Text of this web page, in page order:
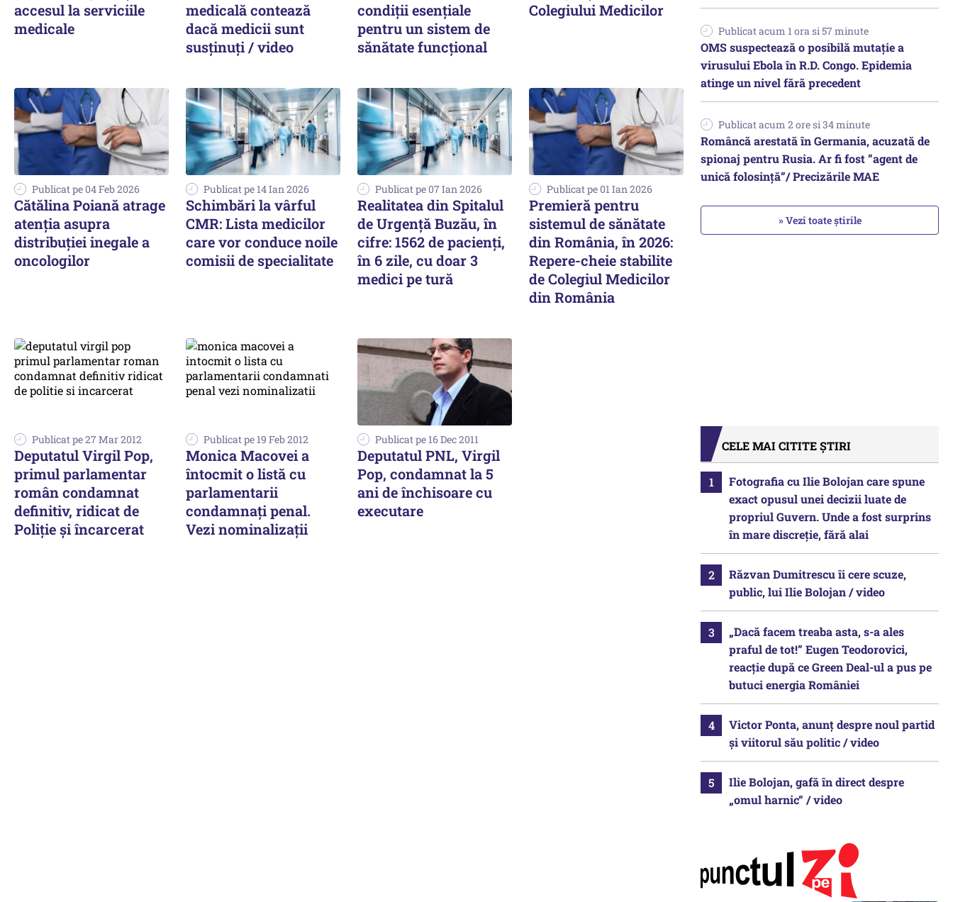
accesul la serviciile
medicale
medicală contează
dacă medicii sunt
susținuți / video
condiții esențiale
pentru un sistem de
sănătate funcțional
Colegiului Medicilor
Publicat pe 04 Feb 2026
Cătălina Poiană atrage
atenția asupra
distribuției inegale a
oncologilor
Publicat pe 14 Ian 2026
Schimbări la vârful
CMR: Lista medicilor
care vor conduce noile
comisii de specialitate
Publicat pe 07 Ian 2026
Realitatea din Spitalul
de Urgență Buzău, în
cifre: 1562 de pacienți,
în 6 zile, cu doar 3
medici pe tură
Publicat pe 01 Ian 2026
Premieră pentru
sistemul de sănătate
din România, în 2026:
Repere-cheie stabilite
de Colegiul Medicilor
din România
Publicat pe 27 Mar 2012
Deputatul Virgil Pop,
primul parlamentar
român condamnat
definitiv, ridicat de
Poliție și încarcerat
Publicat pe 19 Feb 2012
Monica Macovei a
întocmit o listă cu
parlamentarii
condamnați penal.
Vezi nominalizații
Publicat pe 16 Dec 2011
Deputatul PNL, Virgil
Pop, condamnat la 5
ani de închisoare cu
executare
Publicat acum 1 ora si 57 minute
OMS suspectează o posibilă mutație a
virusului Ebola în R.D. Congo. Epidemia
atinge un nivel fără precedent
Publicat acum 2 ore si 34 minute
Româncă arestată în Germania, acuzată de
spionaj pentru Rusia. Ar fi fost ”agent de
unică folosință”/ Precizările MAE
» Vezi toate știrile
CELE MAI CITITE ȘTIRI
Fotografia cu Ilie Bolojan care spune
exact opusul unei decizii luate de
propriul Guvern. Unde a fost surprins
în mare discreție, fără alai
Răzvan Dumitrescu îi cere scuze,
public, lui Ilie Bolojan / video
„Dacă facem treaba asta, s-a ales
praful de tot!” Eugen Teodorovici,
reacție după ce Green Deal-ul a pus pe
butuci energia României
Victor Ponta, anunț despre noul partid
și viitorul său politic / video
Ilie Bolojan, gafă în direct despre
„omul harnic“ / video